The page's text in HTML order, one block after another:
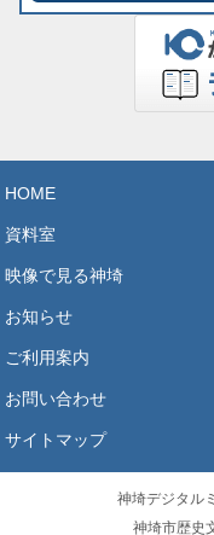
HOME
資料室
映像で見る神埼
お知らせ
ご利用案内
お問い合わせ
サイトマップ
神埼デジタル
神埼市歴史